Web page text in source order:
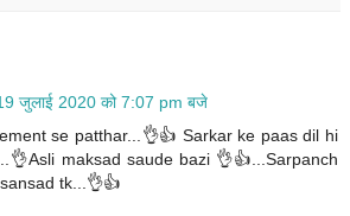
जुलाई 2020 को 7:07 pm बजे
se patthar...👌👍 Sarkar ke paas dil hi
maksad saude bazi 👌👍...Sarpanch
tk...👌👍